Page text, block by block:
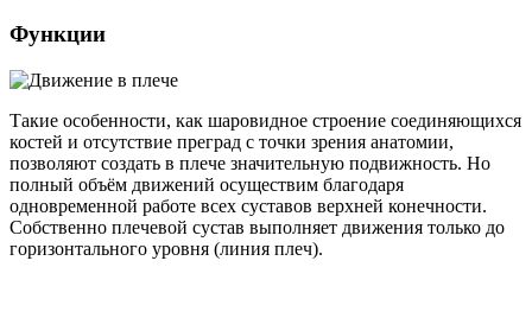
Функции
Такие особенности, как шаровидное строение соединяющихся
костей и отсутствие преград с точки зрения анатомии,
позволяют создать в плече значительную подвижность. Но
полный объём движений осуществим благодаря
одновременной работе всех суставов верхней конечности.
Собственно плечевой сустав выполняет движения только до
горизонтального уровня (линия плеч).